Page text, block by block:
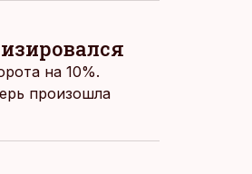
на 10%.
произошла